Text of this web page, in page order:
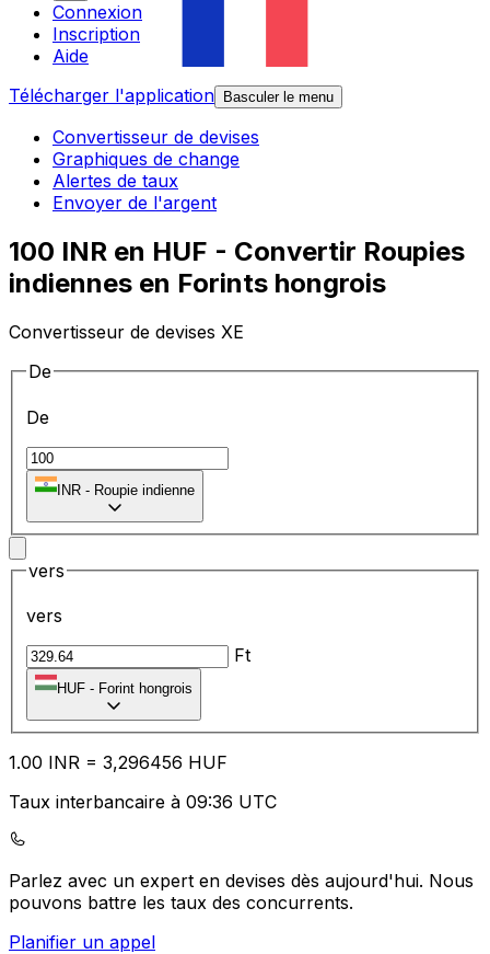
Connexion
Inscription
Aide
Télécharger l'application
Basculer le menu
Convertisseur de devises
Graphiques de change
Alertes de taux
Envoyer de l'argent
100 INR en HUF - Convertir Roupies
indiennes en Forints hongrois
Convertisseur de devises XE
De
De
INR - Roupie indienne
vers
vers
Ft
HUF - Forint hongrois
1.00 INR = 3,296456 HUF
Taux interbancaire à 09:36 UTC
Parlez avec un expert en devises dès aujourd'hui. Nous
pouvons battre les taux des concurrents.
Planifier un appel